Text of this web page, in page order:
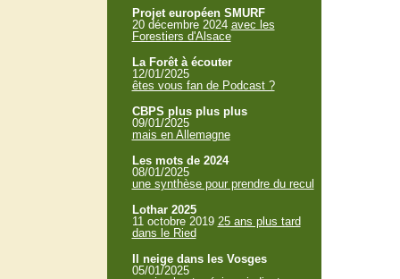
Projet européen SMURF
20 décembre 2024 avec les
Forestiers d'Alsace
La Forêt à écouter
12/01/2025
êtes vous fan de Podcast ?
CBPS plus plus plus
09/01/2025
mais en Allemagne
Les mots de 2024
08/01/2025
une synthèse pour prendre du recul
Lothar 2025
11 octobre 2019 25 ans plus tard
dans le Ried
Il neige dans les Vosges
05/01/2025